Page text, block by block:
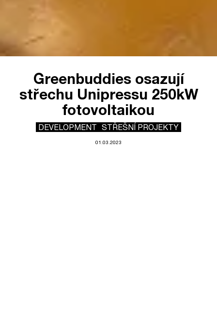
Greenbuddies osazují
střechu Unipressu 250kW
fotovoltaikou
DEVELOPMENT STŘEŠNÍ PROJEKTY
01.03.2023